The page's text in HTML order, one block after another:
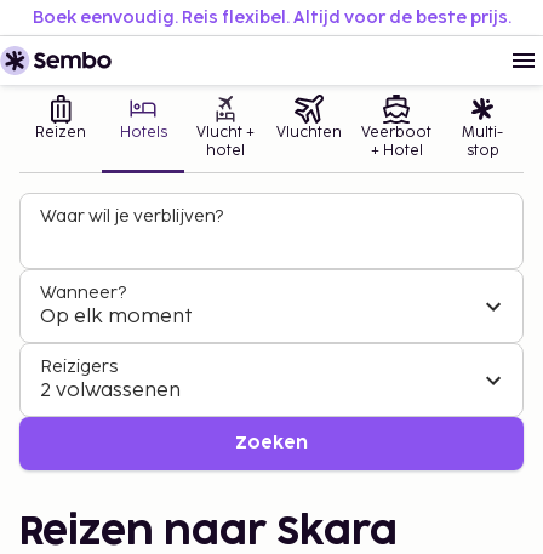
Boek eenvoudig. Reis flexibel. Altijd voor de beste prijs.
Reizen Hotels
Vlucht +
hotel
Vluchten
Veerboot
+ Hotel
Multi-
stop
Waar wil je verblijven?
Wanneer?
Op elk moment
Reizigers
2 volwassenen
Zoeken
Reizen naar Skara